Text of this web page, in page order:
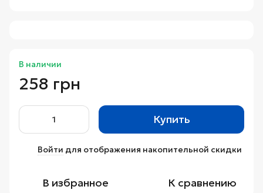
В наличии
258 грн
Купить
Войти для отображения накопительной скидки
В избранное К сравнению